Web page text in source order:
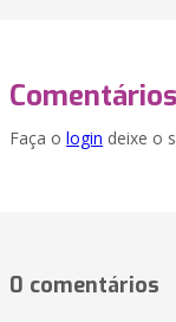
Comentários
Faça o login deixe o
0 comentários